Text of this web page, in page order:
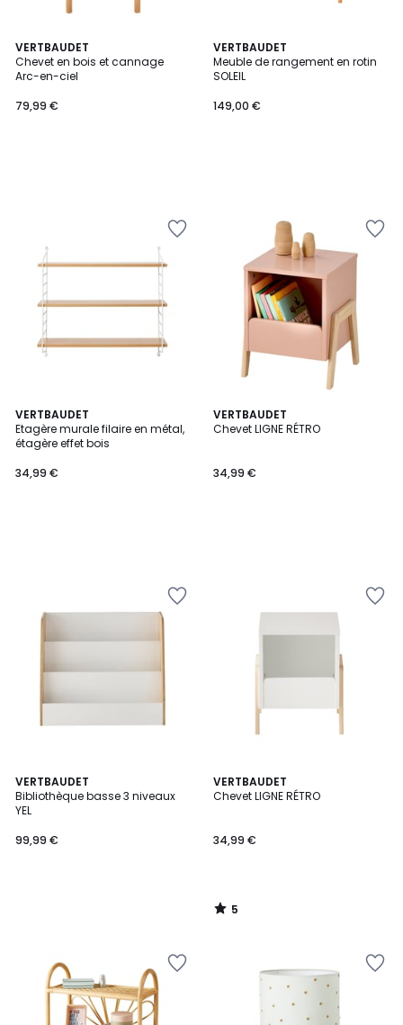
VERTBAUDET
Chevet en bois et cannage
Arc-en-ciel
79,99 €
VERTBAUDET
Meuble de rangement en rotin
SOLEIL
149,00 €
VERTBAUDET
Etagère murale filaire en métal,
étagère effet bois
34,99 €
VERTBAUDET
Chevet LIGNE RÉTRO
34,99 €
VERTBAUDET
Bibliothèque basse 3 niveaux
YEL
99,99 €
VERTBAUDET
Chevet LIGNE RÉTRO
34,99 €
5
/
5
/